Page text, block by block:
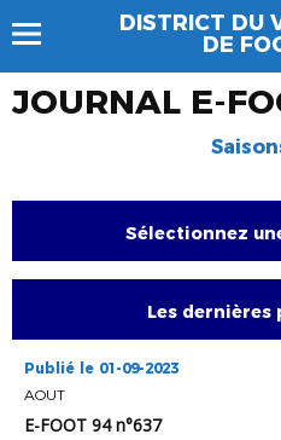
DISTRICT DU
DE
JOURNAL E-
Sélectionnez
Les
Publié le 01-09-2023
AOUT
E-FOOT 94 n°637